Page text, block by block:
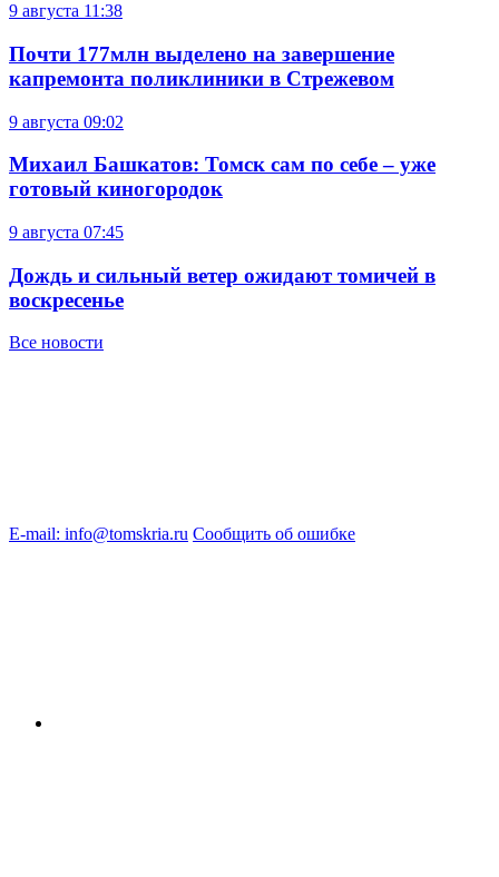
9 августа 11:38
Почти 177млн выделено на завершение
капремонта поликлиники в Стрежевом
9 августа 09:02
Михаил Башкатов: Томск сам по себе – уже
готовый киногородок
9 августа 07:45
Дождь и сильный ветер ожидают томичей в
воскресенье
Все новости
E-mail: info@tomskria.ru Сообщить об ошибке